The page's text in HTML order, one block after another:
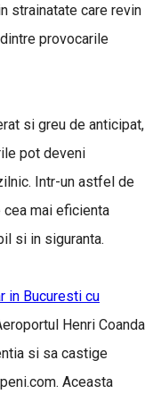
strainatate care revin
provocarile
si greu de anticipat,
pot deveni
Intr-un astfel de
cea mai eficienta
si in siguranta.
in Bucuresti cu
Henri Coanda
si sa castige
Aceasta